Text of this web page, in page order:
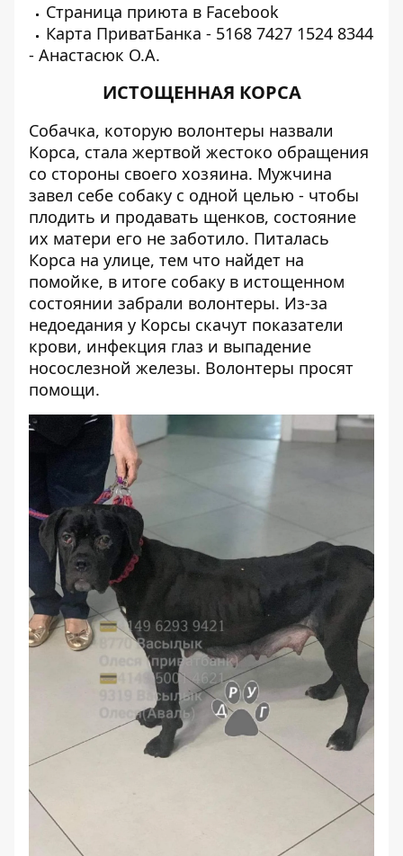
Страница приюта в Facebook
Карта ПриватБанка - 5168 7427 1524 8344
- Анастасюк О.А.
ИСТОЩЕННАЯ КОРСА
Собачка, которую волонтеры назвали
Корса, стала жертвой жестоко обращения
со стороны своего хозяина. Мужчина
завел себе собаку с одной целью - чтобы
плодить и продавать щенков, состояние
их матери его не заботило. Питалась
Корса на улице, тем что найдет на
помойке, в итоге собаку в истощенном
состоянии забрали волонтеры. Из-за
недоедания у Корсы скачут показатели
крови, инфекция глаз и выпадение
носослезной железы. Волонтеры просят
помощи.